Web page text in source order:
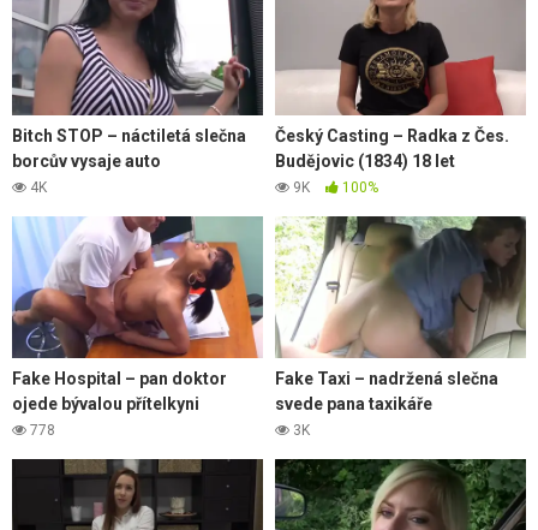
Bitch STOP – náctiletá slečna
borcův vysaje auto
4K
Český Casting – Radka z Čes.
Budějovic (1834) 18 let
9K 100%
Fake Hospital – pan doktor
ojede bývalou přítelkyni
778
Fake Taxi – nadržená slečna
svede pana taxikáře
3K